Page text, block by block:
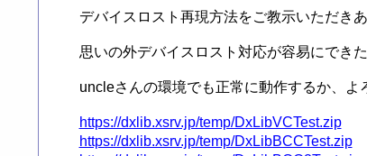
デバイスロスト再現方法をご教示いただき
思いの外デバイスロスト対応が容易にでき
uncleさんの環境でも正常に動作するか、よ
https://dxlib.xsrv.jp/temp/DxLibVCTest.zip
https://dxlib.xsrv.jp/temp/DxLibBCCTest.zip